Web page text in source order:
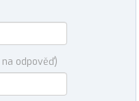
odpověď)